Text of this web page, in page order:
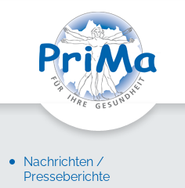
Nachrichten /
Presseberichte